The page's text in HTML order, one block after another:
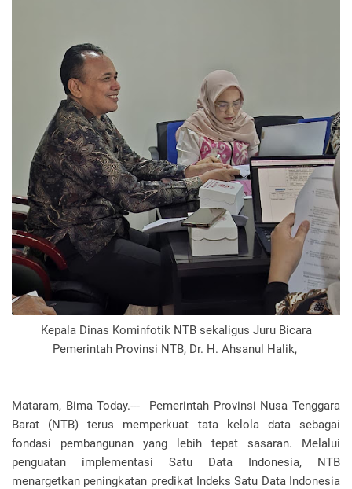
Kepala Dinas Kominfotik NTB sekaligus Juru Bicara
Pemerintah Provinsi NTB, Dr. H. Ahsanul Halik,
Mataram, Bima Today.--- Pemerintah Provinsi Nusa Tenggara
Barat (NTB) terus memperkuat tata kelola data sebagai
fondasi pembangunan yang lebih tepat sasaran. Melalui
penguatan implementasi Satu Data Indonesia, NTB
menargetkan peningkatan predikat Indeks Satu Data Indonesia